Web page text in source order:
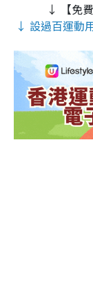
↓ 【免
↓ 設過百運動